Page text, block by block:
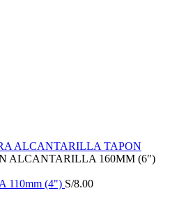
ALCANTARILLA TAPON
ALCANTARILLA 160MM (6″)
110mm (4") S/8.00